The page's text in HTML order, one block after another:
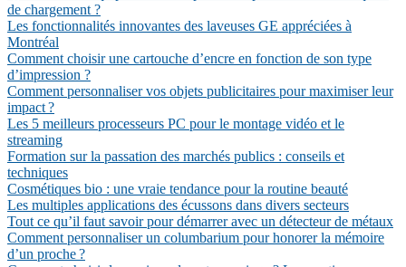
de chargement ?
Les fonctionnalités innovantes des laveuses GE appréciées à
Montréal
Comment choisir une cartouche d’encre en fonction de son type
d’impression ?
Comment personnaliser vos objets publicitaires pour maximiser leur
impact ?
Les 5 meilleurs processeurs PC pour le montage vidéo et le
streaming
Formation sur la passation des marchés publics : conseils et
techniques
Cosmétiques bio : une vraie tendance pour la routine beauté
Les multiples applications des écussons dans divers secteurs
Tout ce qu’il faut savoir pour démarrer avec un détecteur de métaux
Comment personnaliser un columbarium pour honorer la mémoire
d’un proche ?